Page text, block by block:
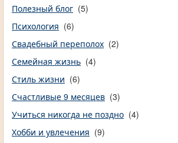
Полезный блог (5)
Психология (6)
Свадебный переполох (2)
Семейная жизнь (4)
Стиль жизни (6)
Счастливые 9 месяцев (3)
Учиться никогда не поздно (4)
Хобби и увлечения (9)